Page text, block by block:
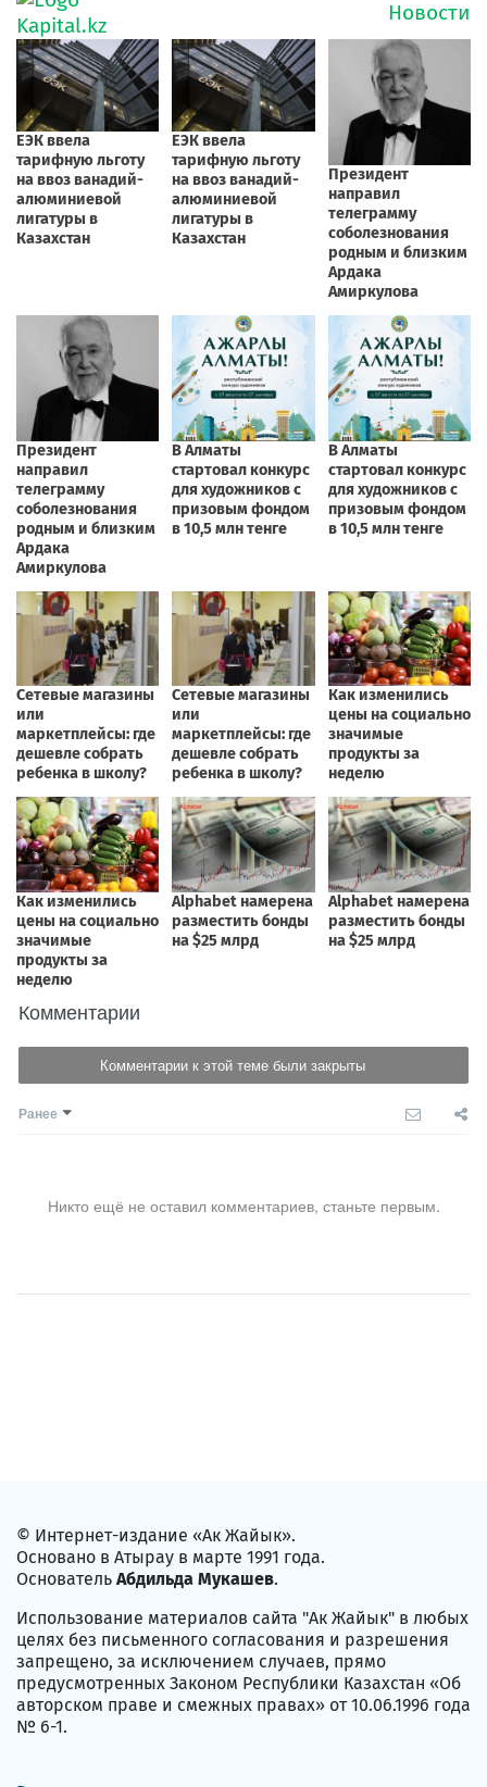
Комментарии
Комментарии к этой теме были закрыты
Ранее
Никто ещё не оставил комментариев, станьте первым.
© Интернет-издание «Ак Жайык».
Основано в Атырау в марте 1991 года.
Основатель Абдильда Мукашев.
Использование материалов сайта "Ак Жайык" в любых
целях без письменного согласования и разрешения
запрещено, за исключением случаев, прямо
предусмотренных Законом Республики Казахстан «Об
авторском праве и смежных правах» от 10.06.1996 года
№ 6-1.